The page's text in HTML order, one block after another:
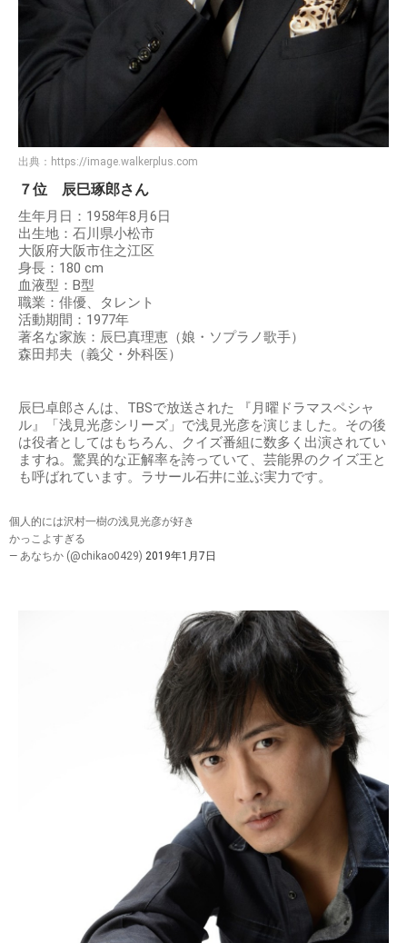
出典： https://image.walkerplus.com
７位 辰巳琢郎さん
生年月日：1958年8月6日
出生地：石川県小松市
大阪府大阪市住之江区
身長：180 cm
血液型：B型
職業：俳優、タレント
活動期間：1977年
著名な家族：辰巳真理恵（娘・ソプラノ歌手）
森田邦夫（義父・外科医）
辰巳卓郎さんは、TBSで放送された 『月曜ドラマスペシャ
ル』「浅見光彦シリーズ」で浅見光彦を演じました。その後
は役者としてはもちろん、クイズ番組に数多く出演されてい
ますね。驚異的な正解率を誇っていて、芸能界のクイズ王と
も呼ばれています。ラサール石井に並ぶ実力です。
個人的には沢村一樹の浅見光彦が好き
かっこよすぎる
— あなちか (@chikao0429) 2019年1月7日